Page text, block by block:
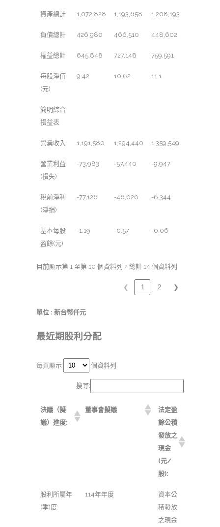
資產總計 1,072,828 1,193,658 1,208,193
負債總計 426,980 466,510 448,602
權益總計 645,848 727,148 759,591
每股淨值
(元)
9.42 10.62 11.1
簡明綜合
損益表
營業收入 1,191,580 1,294,440 1,359,549
營業利益
(損失)
-73,983 -57,440 -9,947
稅前淨利
(淨損)
-77,126 -46,020 -6,344
基本每股
盈餘(元)
-1.19 -0.57 -0.06
目前顯示第 1 至第 10 個資料列，總計 14 個資料列
❮ 1 2 ❯
單位 : 新台幣仟元
最近期股利分配
每頁顯示 個資料列
搜尋:
決議（擬
議）進度:
董事會擬議
法定盈
餘公積
發放之
現金
(元/
股):
股利所屬年
(季)度:
114年年度
資本公
積發放
之現金